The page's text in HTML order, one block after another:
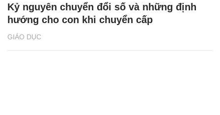
GIÁO DỤC
Kỷ nguyên chuyển đổi số và những định
hướng cho con khi chuyển cấp